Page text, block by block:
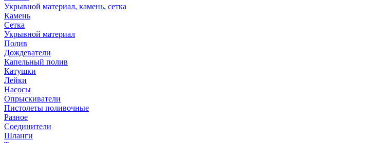
Укрывной материал, камень, сетка
Камень
Сетка
Укрывной материал
Полив
Дождеватели
Капельный полив
Катушки
Лейки
Насосы
Опрыскиватели
Пистолеты поливочные
Разное
Соединители
Шланги